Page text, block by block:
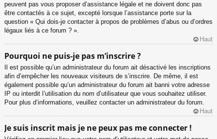
peuvent pas vous proposer d’assistance légale et ne doivent donc pas
être contactés à ce sujet, excepté lorsque l’assistance porte sur la
question « Qui dois-je contacter à propos de problèmes d’abus ou d’ordres
légaux liés à ce forum ? ».
Haut
Pourquoi ne puis-je pas m’inscrire ?
Il est possible qu’un administrateur du forum ait désactivé les inscriptions
afin d’empêcher les nouveaux visiteurs de s’inscrire. De même, il est
également possible qu’un administrateur du forum ait banni votre adresse
IP ou interdit l’utilisation du nom d’utilisateur que vous souhaitez utiliser.
Pour plus d’informations, veuillez contacter un administrateur du forum.
Haut
Je suis inscrit mais je ne peux pas me connecter !